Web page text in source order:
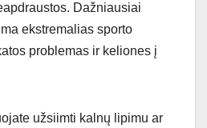
Dažniausiai
ekstremalias sporto
problemas ir keliones į
užsiimti kalnų lipimu ar